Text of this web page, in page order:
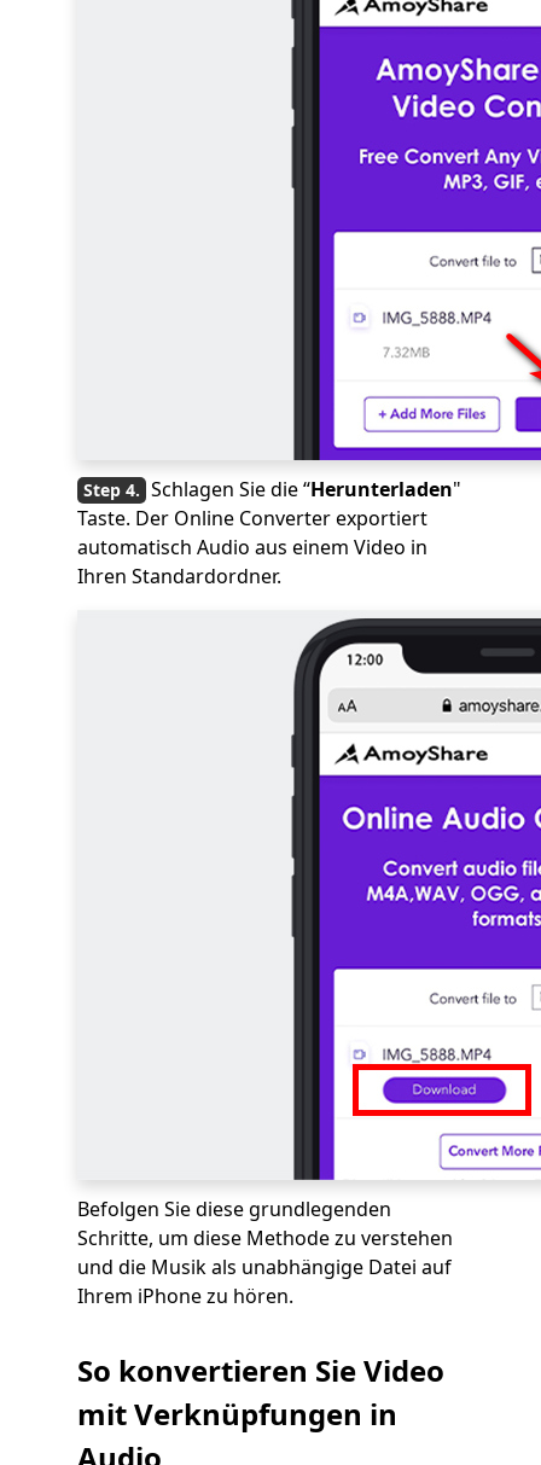
Schlagen Sie die “Herunterladen"
Taste. Der Online Converter exportiert
automatisch Audio aus einem Video in
Ihren Standardordner.
Befolgen Sie diese grundlegenden
Schritte, um diese Methode zu verstehen
und die Musik als unabhängige Datei auf
Ihrem iPhone zu hören.
So konvertieren Sie Video
mit Verknüpfungen in